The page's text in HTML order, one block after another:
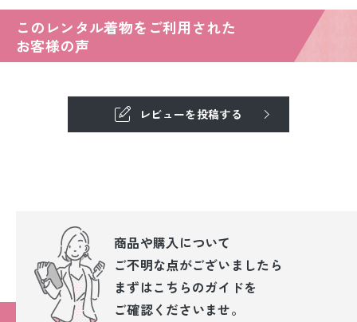
このレンタル着物をご利用された
お客様の声
レビューを投稿する
商品や購入について
ご不明な点がございましたら
まずはこちらのガイドを
ご確認くださいませ。